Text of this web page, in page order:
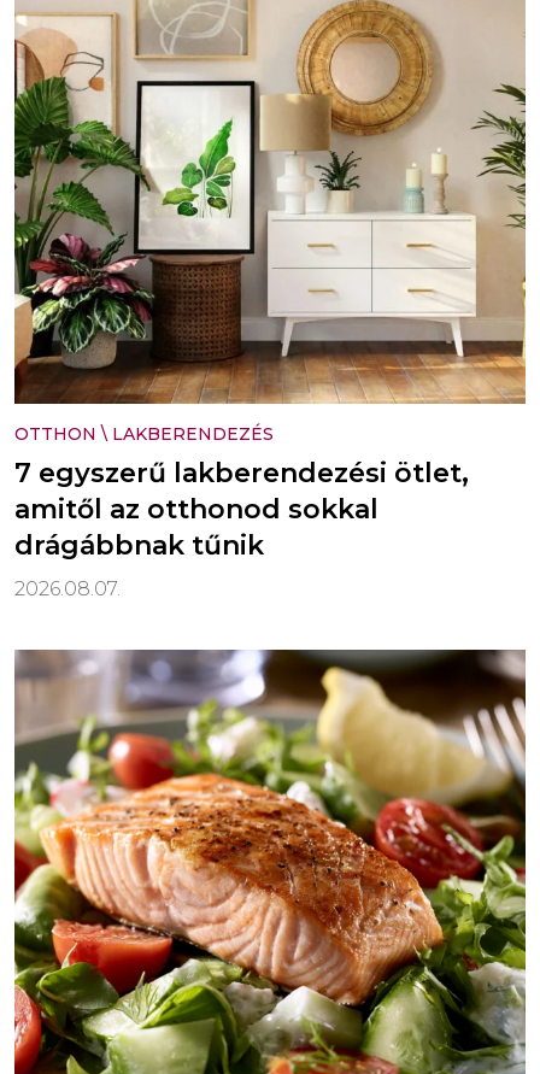
OTTHON \ LAKBERENDEZÉS
7 egyszerű lakberendezési ötlet,
amitől az otthonod sokkal
drágábbnak tűnik
2026.08.07.